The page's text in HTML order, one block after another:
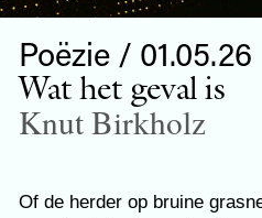
Poëzie / 01.05.26
Wat het geval is
Knut Birkholz
Of de herder op bruine